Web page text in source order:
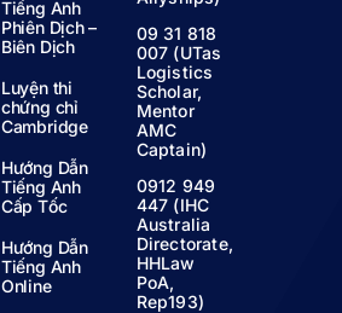
Tiếng Anh
Phiên Dịch –
Biên Dịch
Luyện thi
chứng chỉ
Cambridge
Hướng Dẫn
Tiếng Anh
Cấp Tốc
Hướng Dẫn
Tiếng Anh
Online
09 31 818
007 (UTas
Logistics
Scholar,
Mentor
AMC
Captain)
0912 949
447 (IHC
Australia
Directorate,
HHLaw
PoA,
Rep193)